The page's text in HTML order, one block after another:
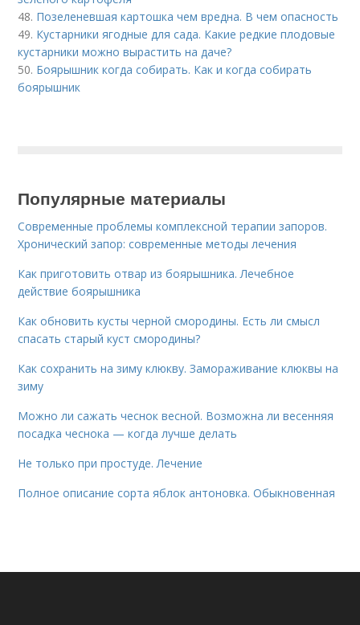
48. Позеленевшая картошка чем вредна. В чем опасность
49. Кустарники ягодные для сада. Какие редкие плодовые
кустарники можно вырастить на даче?
50. Боярышник когда собирать. Как и когда собирать
боярышник
Популярные материалы
Современные проблемы комплексной терапии запоров.
Хронический запор: современные методы лечения
Как приготовить отвар из боярышника. Лечебное
действие боярышника
Как обновить кусты черной смородины. Есть ли смысл
спасать старый куст смородины?
Как сохранить на зиму клюкву. Замораживание клюквы на
зиму
Можно ли сажать чеснок весной. Возможна ли весенняя
посадка чеснока — когда лучше делать
Не только при простуде. Лечение
Полное описание сорта яблок антоновка. Обыкновенная